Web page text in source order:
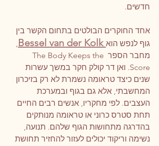
חדשים.
אחד החוקרים הבולטים בתחום הקשר בין
גוף לנפש הוא Bessel van der Kolk
,
מחבר הספר The Body Keeps the
Score. ואן דר קולק חקר במשך עשרות
שנים כיצד טראומה נשמרת לא רק בזיכרון
המחשבתי, אלא גם בגוף ובמערכת
העצבים. לפי מחקריו, אנשים רבים החיים
תחת סטרס כרוני או טראומה מנותקים
בהדרגה מתחושות הגוף שלהם. תנועה,
נשימה וריקוד יכולים לעזור להחזיר תחושת